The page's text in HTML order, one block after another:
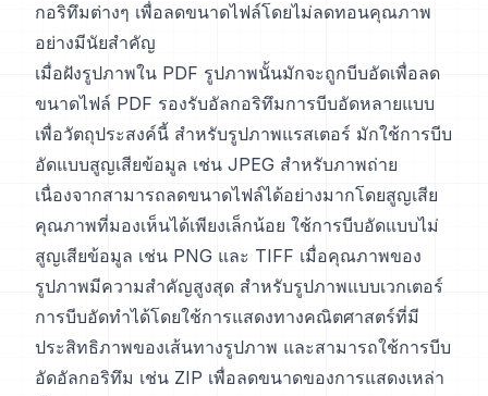
กอริทึมต่างๆ เพื่อลดขนาดไฟล์โดยไม่ลดทอนคุณภาพ
อย่างมีนัยสำคัญ
เมื่อฝังรูปภาพใน PDF รูปภาพนั้นมักจะถูกบีบอัดเพื่อลด
ขนาดไฟล์ PDF รองรับอัลกอริทึมการบีบอัดหลายแบบ
เพื่อวัตถุประสงค์นี้ สำหรับรูปภาพแรสเตอร์ มักใช้การบีบ
อัดแบบสูญเสียข้อมูล เช่น JPEG สำหรับภาพถ่าย
เนื่องจากสามารถลดขนาดไฟล์ได้อย่างมากโดยสูญเสีย
คุณภาพที่มองเห็นได้เพียงเล็กน้อย ใช้การบีบอัดแบบไม่
สูญเสียข้อมูล เช่น PNG และ TIFF เมื่อคุณภาพของ
รูปภาพมีความสำคัญสูงสุด สำหรับรูปภาพแบบเวกเตอร์
การบีบอัดทำได้โดยใช้การแสดงทางคณิตศาสตร์ที่มี
ประสิทธิภาพของเส้นทางรูปภาพ และสามารถใช้การบีบ
อัดอัลกอริทึม เช่น ZIP เพื่อลดขนาดของการแสดงเหล่า